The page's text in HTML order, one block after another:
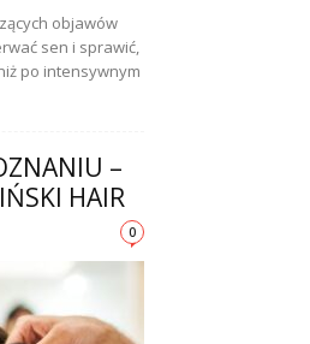
objawów
sen i sprawić,
po intensywnym
–
HAIR
0